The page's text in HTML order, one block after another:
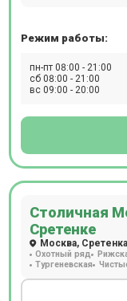
Режим работы:
пн-пт 08:00 - 21:00
сб 08:00 - 21:00
вс 09:00 - 20:00
Столичная
Сретенке
Москва,
Охотный ряд
Тургеневская